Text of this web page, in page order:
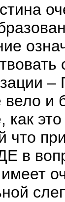
вело и
как
что
в